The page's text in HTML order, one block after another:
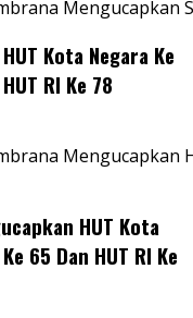
Mengucapkan
Kota Negara Ke
RI Ke 78
Mengucapkan
HUT Kota
65 Dan HUT RI Ke